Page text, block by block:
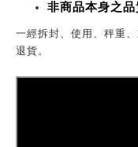
非商品本身之品
一經拆封、使用、秤重
退貨。